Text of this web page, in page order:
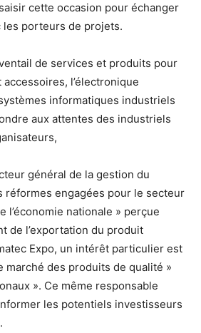
cette occasion pour échanger
porteurs de projets.
de services et produits pour
l’électronique
informatiques industriels
aux attentes des industriels
général de la gestion du
réformes engagées pour le secteur
l’économie nationale » perçue
de l’exportation du produit
Expo, un intérêt particulier est
des produits de qualité »
». Ce même responsable
les potentiels investisseurs